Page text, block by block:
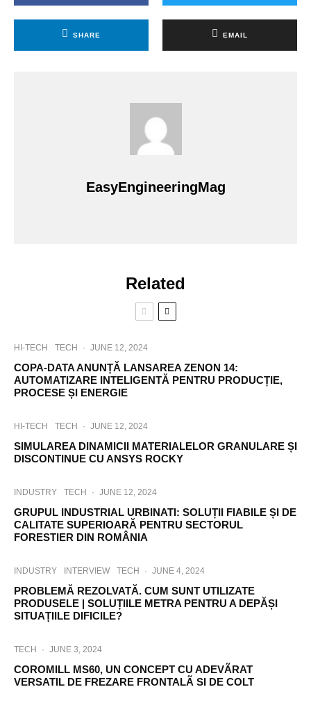
SHARE EMAIL
EasyEngineeringMag
Related
HI-TECH TECH · JUNE 12, 2024
COPA-DATA ANUNȚĂ LANSAREA ZENON 14:
AUTOMATIZARE INTELIGENTĂ PENTRU PRODUCȚIE,
PROCESE ȘI ENERGIE
HI-TECH TECH · JUNE 12, 2024
SIMULAREA DINAMICII MATERIALELOR GRANULARE ȘI
DISCONTINUE CU ANSYS ROCKY
INDUSTRY TECH · JUNE 12, 2024
GRUPUL INDUSTRIAL URBINATI: SOLUȚII FIABILE ȘI DE
CALITATE SUPERIOARĂ PENTRU SECTORUL
FORESTIER DIN ROMÂNIA
INDUSTRY INTERVIEW TECH · JUNE 4, 2024
PROBLEMĂ REZOLVATĂ. CUM SUNT UTILIZATE
PRODUSELE | SOLUȚIILE METRA PENTRU A DEPĂȘI
SITUAȚIILE DIFICILE?
TECH · JUNE 3, 2024
COROMILL MS60, UN CONCEPT CU ADEVÃRAT
VERSATIL DE FREZARE FRONTALÃ SI DE COLT